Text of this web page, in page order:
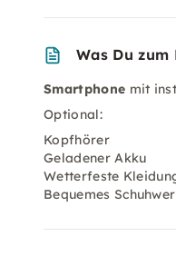
Was Du
Smartphone mit
Optional:
Kopfhörer
Geladener Akku
Wetterfeste
Bequemes